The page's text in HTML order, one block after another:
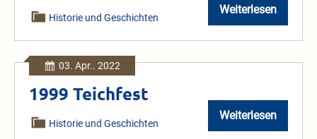
Weiterlesen
19.
Jahrhundert
Historie und Geschichten
03. Apr.. 2022
1999 Teichfest
Weiterlesen
1999
Teichfest
Historie und Geschichten